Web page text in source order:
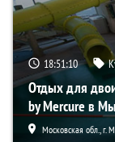
18:51:09
Отдых для
by Mercure в
Московская обл., г.